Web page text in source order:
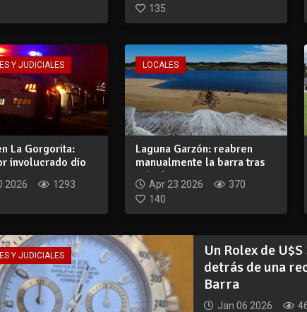
135
Y JUDICIALES
La Gorgorita:
involucrado dio
2026
1293
LOCALES
Laguna Garzón: reabren
manualmente la barra tras
más de una...
Apr 23 2026
370
140
Y JUDICIALES
Un Rolex de
detrás de una
Barra
Jan 06 2026